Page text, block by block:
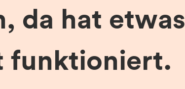
da hat etwas
funktioniert.